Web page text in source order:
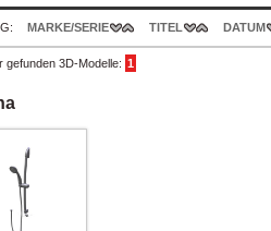
MARKE/SERIE TITEL DATUM
gefunden 3D-Modelle: 1